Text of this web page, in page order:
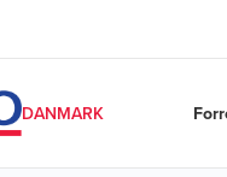
DANMARK